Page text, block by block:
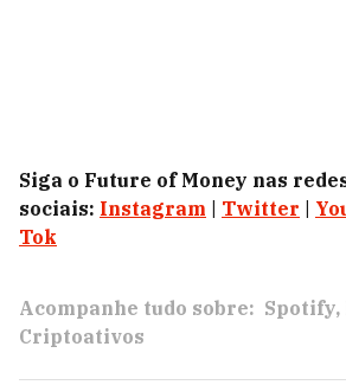
Siga o Future of Money nas
sociais: Instagram | Twitter |
Tok
Acompanhe tudo sobre: Spotify
Criptoativos